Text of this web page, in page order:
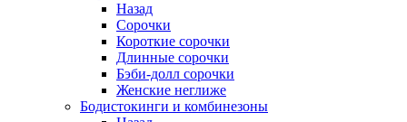
Назад
Сорочки
Короткие сорочки
Длинные сорочки
Бэби-долл сорочки
Женские неглиже
Бодистокинги и комбинезоны